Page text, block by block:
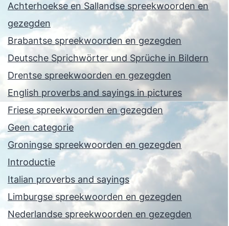
Achterhoekse en Sallandse spreekwoorden en
gezegden
Brabantse spreekwoorden en gezegden
Deutsche Sprichwörter und Sprüche in Bildern
Drentse spreekwoorden en gezegden
English proverbs and sayings in pictures
Friese spreekwoorden en gezegden
Geen categorie
Groningse spreekwoorden en gezegden
Introductie
Italian proverbs and sayings
Limburgse spreekwoorden en gezegden
Nederlandse spreekwoorden en gezegden